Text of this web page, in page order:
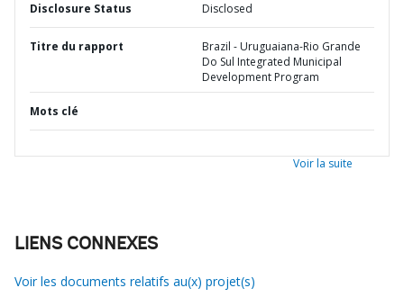
Disclosure Status Disclosed
Titre du rapport
Brazil - Uruguaiana-Rio Grande
Do Sul Integrated Municipal
Development Program
Mots clé
Voir la suite
LIENS CONNEXES
Voir les documents relatifs au(x) projet(s)